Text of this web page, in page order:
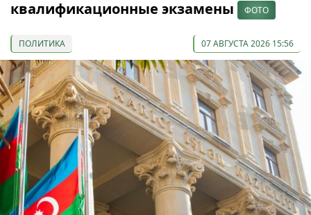
квалификационные экзамены
ФОТО
ПОЛИТИКА 07 АВГУСТА 2026 15:56